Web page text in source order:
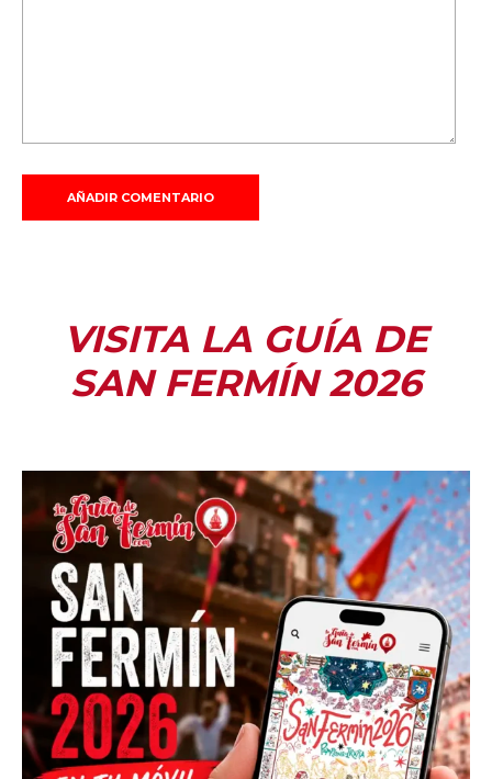
VISITA LA GUÍA DE
SAN FERMÍN 2026